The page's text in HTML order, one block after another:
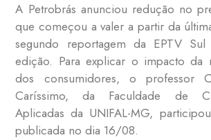
A Petrobrás anunciou redução no
que começou a valer a partir da
segundo reportagem da EPTV
edição. Para explicar o impacto da
dos consumidores, o professor
Caríssimo, da Faculdade de
Aplicadas da UNIFAL-MG,
publicada no dia 16/08.